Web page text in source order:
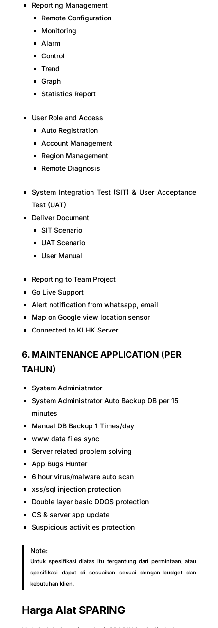
Reporting Management
Remote Configuration
Monitoring
Alarm
Control
Trend
Graph
Statistics Report
User Role and Access
Auto Registration
Account Management
Region Management
Remote Diagnosis
System Integration Test (SIT) & User Acceptance
Test (UAT)
Deliver Document
SIT Scenario
UAT Scenario
User Manual
Reporting to Team Project
Go Live Support
Alert notification from whatsapp, email
Map on Google view location sensor
Connected to KLHK Server
6. MAINTENANCE APPLICATION (PER
TAHUN)
System Administrator
System Administrator Auto Backup DB per 15
minutes
Manual DB Backup 1 Times/day
www data files sync
Server related problem solving
App Bugs Hunter
6 hour virus/malware auto scan
xss/sql injection protection
Double layer basic DDOS protection
OS & server app update
Suspicious activities protection
Note:
Untuk spesifikasi diatas itu tergantung dari permintaan, atau
spesifikasi dapat di sesuaikan sesuai dengan budget dan
kebutuhan klien.
Harga Alat SPARING